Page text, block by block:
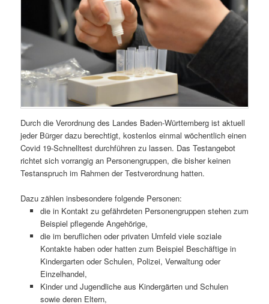
Durch die Verordnung des Landes Baden-Württemberg ist aktuell
jeder Bürger dazu berechtigt, kostenlos einmal wöchentlich einen
Covid 19-Schnelltest durchführen zu lassen. Das Testangebot
richtet sich vorrangig an Personengruppen, die bisher keinen
Testanspruch im Rahmen der Testverordnung hatten.
Dazu zählen insbesondere folgende Personen:
die in Kontakt zu gefährdeten Personengruppen stehen zum
Beispiel pflegende Angehörige,
die im beruflichen oder privaten Umfeld viele soziale
Kontakte haben oder hatten zum Beispiel Beschäftige in
Kindergarten oder Schulen, Polizei, Verwaltung oder
Einzelhandel,
Kinder und Jugendliche aus Kindergärten und Schulen
sowie deren Eltern,